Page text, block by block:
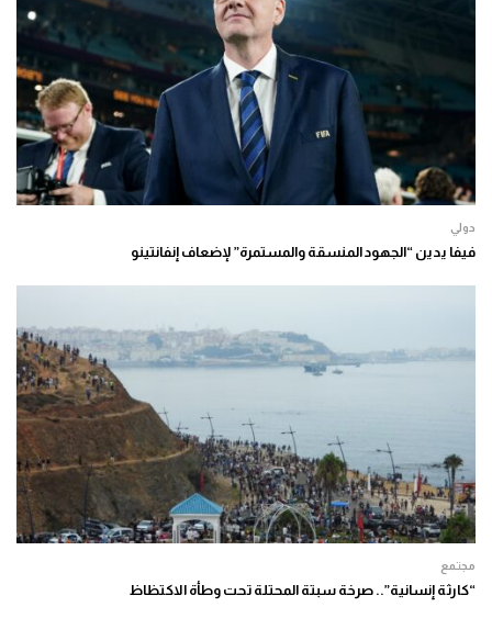
دولي
فيفا يدين “الجهود المنسقة والمستمرة” لإضعاف إنفانتينو
مجتمع
“كارثة إنسانية”.. صرخة سبتة المحتلة تحت وطأة الاكتظاظ